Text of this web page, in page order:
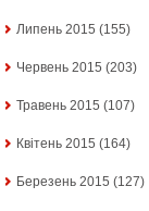
Липень 2015 (155)
Червень 2015 (203)
Травень 2015 (107)
Квітень 2015 (164)
Березень 2015 (127)